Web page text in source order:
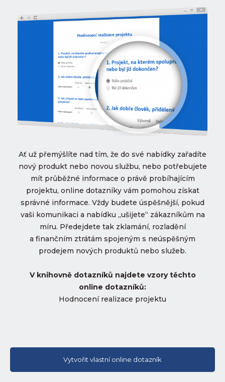
Ať už přemýšlíte nad tím, že do své nabídky zařadíte
nový produkt nebo novou službu, nebo potřebujete
mít průběžné informace o právě probíhajícím
projektu, online dotazníky vám pomohou získat
správné informace. Vždy budete úspěšnější, pokud
vaši komunikaci a nabídku „ušijete“ zákazníkům na
míru. Předejdete tak zklamání, rozladění
a finančním ztrátám spojeným s neúspěšným
prodejem nových produktů nebo služeb.
V knihovně dotazníků najdete vzory těchto
online dotazníků:
Hodnocení realizace projektu
Vytvořit vlastní online dotazník